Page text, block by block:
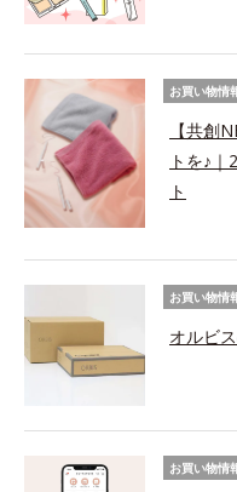
お買い物情
【共創
トを♪
ト
お買い物情
オルビ
お買い物情